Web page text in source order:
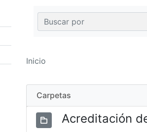
Inicio
Carpetas
Acreditación